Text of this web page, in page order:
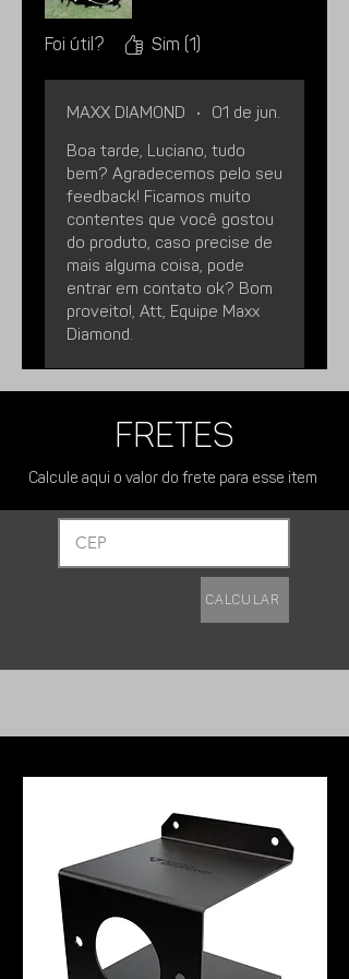
Imagens meramente ilustrativas.
Foi útil? Sim (1)
MAXX DIAMOND •
01 de jun.
Boa tarde, Luciano, tudo
bem? Agradecemos pelo seu
feedback! Ficamos muito
contentes que você gostou
do produto, caso precise de
mais alguma coisa, pode
entrar em contato ok? Bom
proveito!, Att, Equipe Maxx
Diamond.
FRETES
Calcule aqui o valor do frete para esse item
Calcular